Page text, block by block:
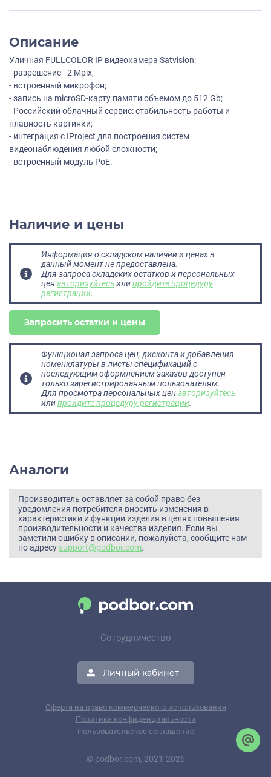
Описание
Уличная FULLCOLOR IP видеокамера Satvision:
- разрешение - 2 Mpix;
- встроенный микрофон;
- запись на microSD-карту памяти объемом до 512 Gb;
- Российский облачный сервис: стабильность работы и
плавность картинки;
- интеграция с IProject для построения систем
видеонаблюдения любой сложности;
- встроенный модуль PoE.
Наличие и цены
Информация о складском наличии и ценах в
данный момент не предоставлена.
Для запроса складских остатков и персональных
ценавторизуйтесьилипройдите процедуру
регистрации.
Запросить остатки и цены
Функционал запроса цен, дисконта и добавления
номенклатуры в листы спецификаций с
последующим оформлением заказов доступен
только зарегистрированным пользователям.
Для просмотра персональных ценавторизуйтесь
илипройдите процедуру регистрации.
Аналоги
Производитель оставляет за собой право без
уведомления потребителя вносить изменения в
характеристики и функции изделия в целях повышения
производительности и качества изделия. Если вы
заметили ошибку в описании, пожалуйста, сообщите нам
по адресу support@podbor.com.
Сотрудничество
Личный кабинет
Оферта на право коммерческого использования
Политика конфиденциальности
Пользовательское соглашение
© podbor.com, 2021-2026